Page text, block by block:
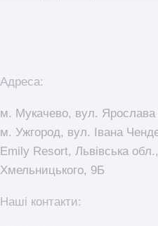
Адреса:
м. Мукачево, вул. Ярослава
м. Ужгород, вул. Івана
Emily Resort, Львівська
Хмельницького, 9Б
Наші контакти: